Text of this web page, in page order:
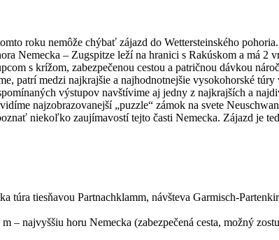
roku nemôže chýbať zájazd do Wettersteinského
Nemecka – Zugspitze leží na hranici s Rakúskom a má 2
s krížom, zabezpečenou cestou a patričnou dávkou
patrí medzi najkrajšie a najhodnotnejšie vysokohorské
výstupov navštívime aj jedny z najkrajších a
najzobrazovanejší „puzzle“ zámok na svete
niekoľko zaujímavostí tejto časti Nemecka. Zájazd je
túra tiesňavou Partnachklamm, návšteva Garmisch-
– najvyššiu horu Nemecka (zabezpečená cesta, možný